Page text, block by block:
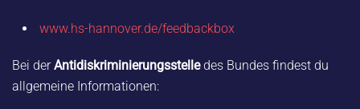
www.hs-hannover.de/feedbackbox
Bei der Antidiskriminierungsstelle des Bundes findest du
allgemeine Informationen: